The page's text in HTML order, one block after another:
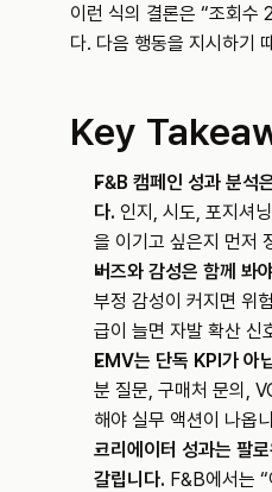
이런 식의 결론은 “조회수
다. 다음 행동을 지시하기
Key
F&B 캠페인 성과 분석
다. 인지, 시도, 포지셔
을 이기고 싶은지 먼저
버즈와 감성은 함께 봐
부정 감성이 커지면 위
급이 늘면 자발 확산 신
EMV는 단독 KPI가 아
분 질문, 구매처 문의,
해야 실무 액션이 나옵
크리에이터 성과는 팔
갈립니다. F&B에서는 “